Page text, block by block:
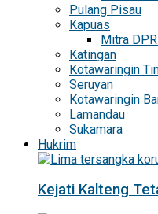
Pulang Pisau
Kapuas
Mitra
Katingan
Kotawaringin
Seruyan
Kotawaringin
Lamandau
Sukamara
Hukrim
Kejati Kalteng